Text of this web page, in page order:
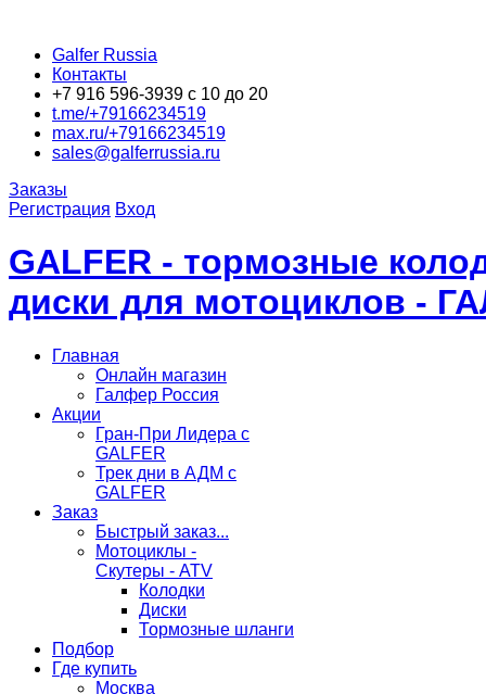
Galfer Russia
Контакты
+7 916 596-3939 с 10 до 20
t.me/+79166234519
max.ru/+79166234519
sales@galferrussia.ru
Заказы
Регистрация Вход
GALFER - тормозные
диски для мотоциклов -
Главная
Онлайн магазин
Галфер Россия
Акции
Гран-При Лидера c
GALFER
Трек дни в АДМ с
GALFER
Заказ
Быстрый заказ...
Мотоциклы -
Скутеры - ATV
Колодки
Диски
Тормозные шланги
Подбор
Где купить
Москва